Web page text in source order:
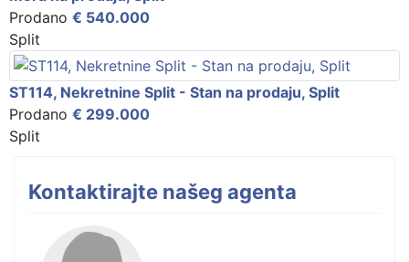
Prodano € 540.000
Split
ST114, Nekretnine Split - Stan na prodaju, Split
Prodano € 299.000
Split
Kontaktirajte našeg agenta